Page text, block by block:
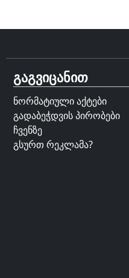
გაგვიცანით
ნორმატიული აქტები
გადაბეჭდვის პირობები
ჩვენზე
გსურთ რეკლამა?